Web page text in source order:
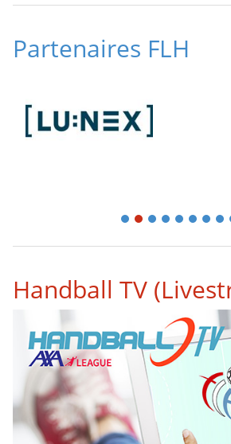
Partenaires FLH
1 2 3 4 5 6 7 8
Handball TV